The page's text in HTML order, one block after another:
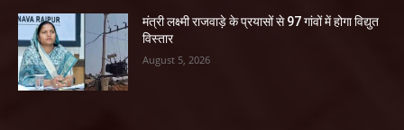
मंत्री लक्ष्मी राजवाड़े के प्रयासों से 97 गांवों में होगा विद्युत
विस्तार
August 5, 2026